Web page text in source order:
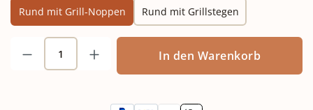
Rund mit Grill-Noppen Rund mit Grillstegen
Produkt Anzahl: Gib den gewünschten
In den Warenkorb